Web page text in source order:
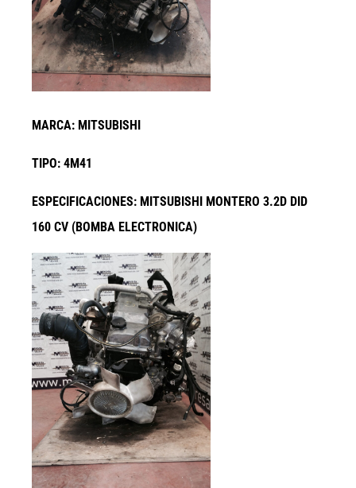
MARCA: MITSUBISHI
TIPO: 4M41
ESPECIFICACIONES: MITSUBISHI MONTERO 3.2D DID
160 CV (BOMBA ELECTRONICA)